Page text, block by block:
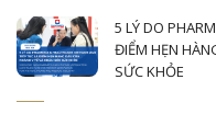
5 LÝ DO
ĐIỂM HẸN
SỨC KHỎE